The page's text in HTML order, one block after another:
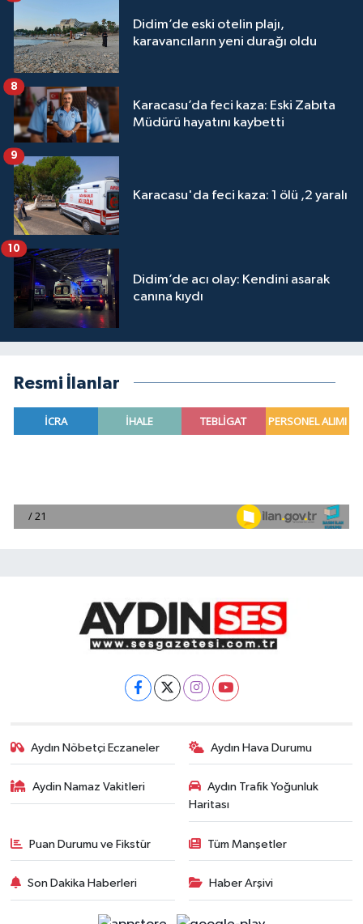
Didim’de eski otelin plajı,
karavancıların yeni durağı oldu
Karacasu’da feci kaza: Eski Zabıta
Müdürü hayatını kaybetti
8
Karacasu'da feci kaza: 1 ölü ,2 yaralı
9
Didim’de acı olay: Kendini asarak
canına kıydı
10
Resmi İlanlar
Aydın Nöbetçi Eczaneler Aydın Hava Durumu
Aydin Namaz Vakitleri
Aydın Trafik Yoğunluk
Haritası
Puan Durumu ve Fikstür Tüm Manşetler
Son Dakika Haberleri Haber Arşivi